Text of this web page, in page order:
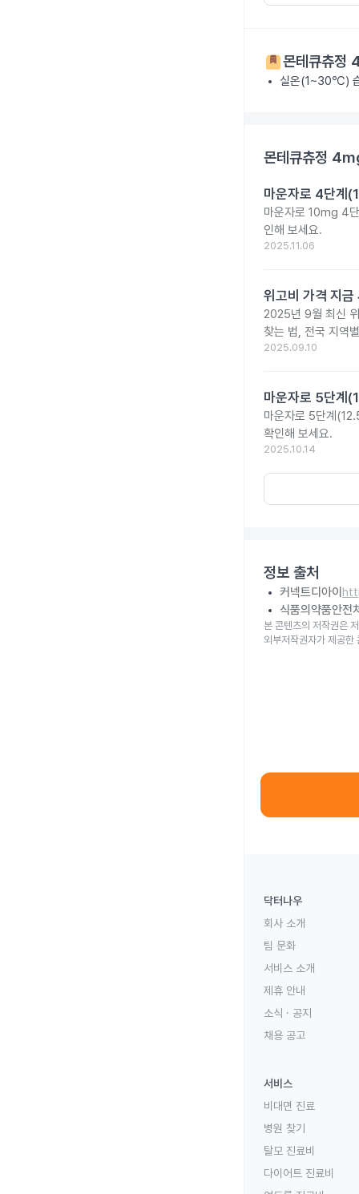
몬테큐츄정
실온(1~30℃)
몬테큐츄정
마운자로 4단계
마운자로 10mg 4
인해 보세요.
2025.11.06
위고비 가격 지금
2025년 9월 최신
찾는 법, 전국 지역
2025.09.10
마운자로 5단계
마운자로 5단계
확인해 보세요.
2025.10.14
정보 출처
커넥트디아이
식품의약품안전
본 콘텐츠의 저작권은
외부저작권자가 제공한
닥터나우
회사 소개
팀 문화
서비스 소개
제휴 안내
소식 · 공지
채용 공고
서비스
비대면 진료
병원 찾기
탈모 진료비
다이어트 진료비